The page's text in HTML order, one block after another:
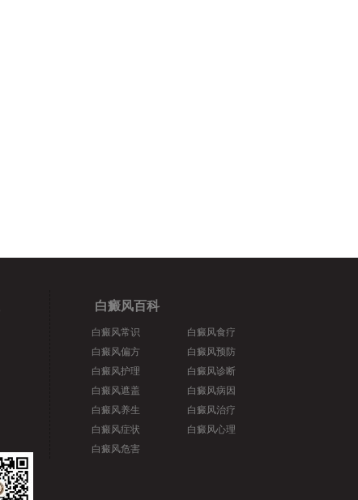
白癜风百科
白癜风常识
白癜风偏方
白癜风护理
白癜风遮盖
白癜风养生
白癜风症状
白癜风危害
白癜风食疗
白癜风预防
白癜风诊断
白癜风病因
白癜风治疗
白癜风心理